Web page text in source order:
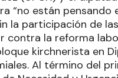
“no están pensando
la participación de
contra la reforma
kirchnerista en
Al término del